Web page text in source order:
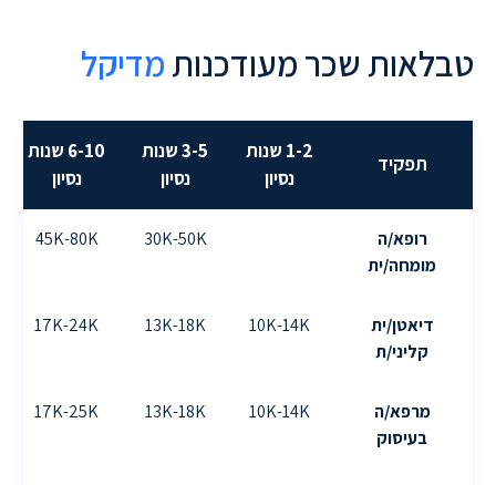
טבלאות שכר מעודכנותמדיקל
תפקיד
1-2 שנות
נסיון
3-5 שנות
נסיון
6-10 שנות
נסיון
רופא/ה
מומחה/ית
30K-50K
45K-80K
דיאטן/ית
קליני/ת
10K-14K
13K-18K
17K-24K
מרפא/ה
בעיסוק
10K-14K
13K-18K
17K-25K